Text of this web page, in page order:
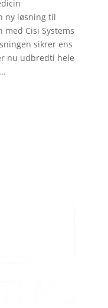
ny løsning til
Cisi Systems
sikrer ens
nu udbredti hele